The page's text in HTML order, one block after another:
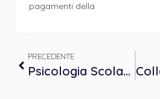
pagamenti della
PRECEDENTE
Psicologia Scolastica – Nuovo Bando della Regione Piemonte